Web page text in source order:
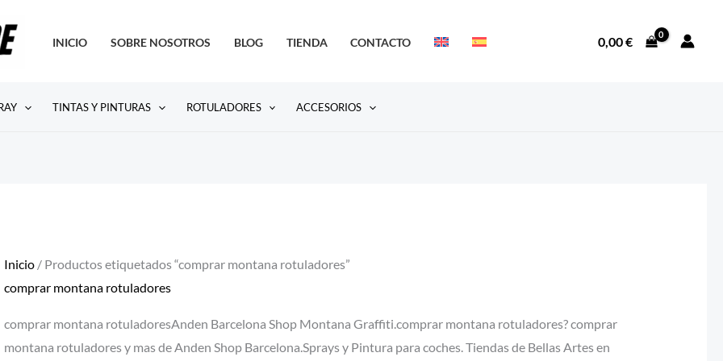
INICIO SOBRE NOSOTROS BLOG TIENDA CONTACTO 0,00€
TINTAS Y PINTURAS ROTULADORES ACCESORIOS
Inicio/ Productos etiquetados “comprar montana rotuladores”
comprar montana rotuladores
comprar montana rotuladoresAnden Barcelona Shop Montana Graffiti.comprar montana rotuladores? comprar
montana rotuladores y mas de Anden Shop Barcelona.Sprays y Pintura para coches. Tiendas de Bellas Artes en